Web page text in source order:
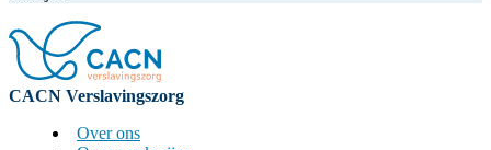
CACN Verslavingszorg
Over ons